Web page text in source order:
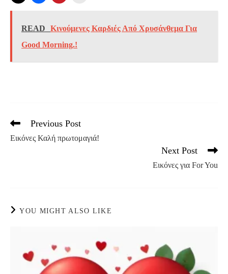
READ
Κινούμενες Καρδιές Από Χρυσάνθεμα Για
Good Morning.!
Read
articles
Previous Post
Εικόνες Καλή πρωτομαγιά!
Next Post
Εικόνες για For You
YOU MIGHT ALSO LIKE